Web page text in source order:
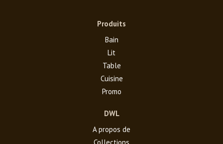
Produits
Bain
Lit
Table
Cuisine
Promo
DWL
A propos de